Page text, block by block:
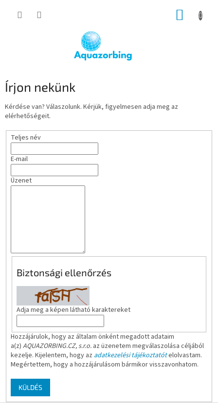
KOSÁR
Írjon nekünk
Kérdése van? Válaszolunk. Kérjük, figyelmesen adja meg az
elérhetőségeit.
Teljes név
E-mail
Üzenet
Biztonsági ellenőrzés
Adja meg a képen látható karaktereket
Hozzájárulok, hogy az általam önként megadott adataim
a(z) AQUAZORBING.CZ, s.r.o.az üzenetem megválaszolása céljából
kezelje. Kijelentem, hogy az adatkezelési tájékoztatótelolvastam.
Megértettem, hogy a hozzájárulásom bármikor visszavonhatom.
KÜLDÉS